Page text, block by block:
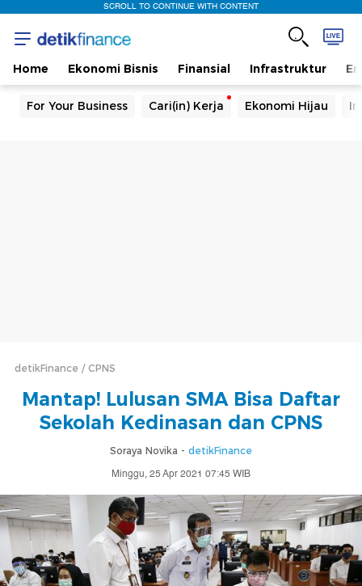
SCROLL TO CONTINUE WITH CONTENT
Home Ekonomi Bisnis Finansial Infrastruktur
For Your Business Cari(in) Kerja Ekonomi Hijau
detikFinance CPNS
Mantap! Lulusan SMA Bisa Daftar
Sekolah Kedinasan dan CPNS
Soraya Novika - detikFinance
Minggu, 25 Apr 2021 07:45 WIB